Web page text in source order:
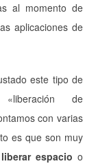
al momento de
aplicaciones de
este tipo de
de
con varias
es que son muy
liberar espacio o